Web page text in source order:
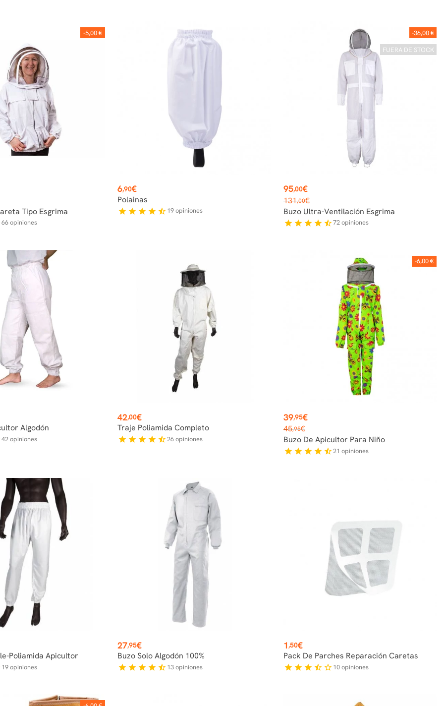
-5,00 €
Tipo Esgrima
66opiniones
Precio
6,90€
Polainas
star star star star star_half 19opiniones
-36,00 €
FUERA DE STOCK
Precio
95,00€
Precio
base
131,00€
Buzo Ultra-Ventilación Esgrima
star star star star star_half72opiniones
Algodón
42opiniones
Precio
42,00€
Traje Poliamida Completo
star star star star star_half26opiniones
-6,00 €
Precio
39,95€
Precio
base
45,95€
Buzo De Apicultor Para Niño
star star star star star_half21 opiniones
Poliamida Apicultor
19opiniones
Precio
27,95€
Buzo Solo Algodón 100%
star star star star star_half 13opiniones
Precio
1,50€
Pack De Parches Reparación Caretas
star star star star_half star_border 10opiniones